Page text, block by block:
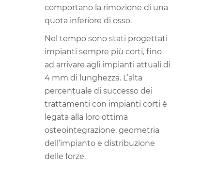
comportano la rimozione di una
quota inferiore di osso.
Nel tempo sono stati progettati
impianti sempre più corti, fino
ad arrivare agli impianti attuali di
4 mm di lunghezza. L’alta
percentuale di successo dei
trattamenti con impianti corti è
legata alla loro ottima
osteointegrazione, geometria
dell’impianto e distribuzione
delle forze.